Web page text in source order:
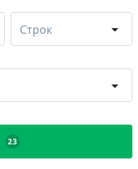
Строк
23